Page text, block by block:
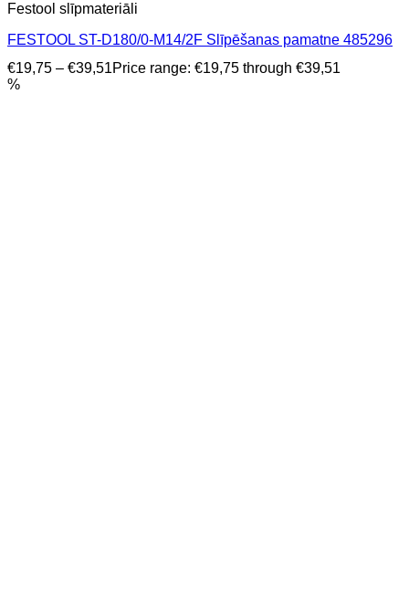
Festool slīpmateriāli
FESTOOL ST-D180/0-M14/2F Slīpēšanas pamatne 485296
€19,75 – €39,51Price range: €19,75 through €39,51
%